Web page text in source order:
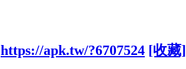
https://apk.tw/?6707524 [收藏]